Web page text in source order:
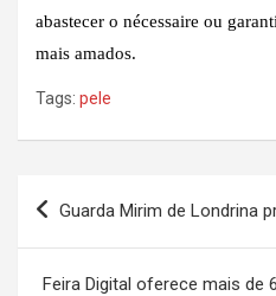
abastecer o nécessaire ou
mais amados.
Tags: pele
Guarda Mirim de Londrina
Feira Digital oferece mais de